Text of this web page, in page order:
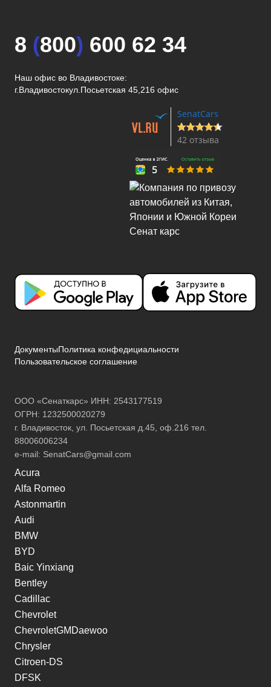
8 (800) 600 62 34
Наш офис во Владивостоке:
г.Владивостокул.Посьетская 45,216 офис
SenatCars
42 отзыва
ДокументыПолитика конфедициальности
Пользовательское соглашение
ООО «Сенаткарс» ИНН: 2543177519
ОГРН: 1232500020279
г. Владивосток, ул. Посьетская д.45, оф.216 тел.
88006006234
e-mail: SenatCars@gmail.com
Acura
Alfa Romeo
Astonmartin
Audi
BMW
BYD
Baic Yinxiang
Bentley
Cadillac
Chevrolet
ChevroletGMDaewoo
Chrysler
Citroen-DS
DFSK